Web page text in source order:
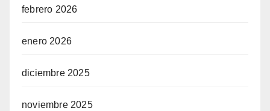
febrero 2026
enero 2026
diciembre 2025
noviembre 2025